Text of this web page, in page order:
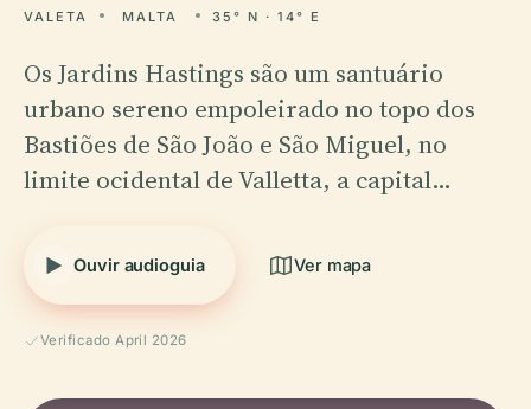
VALETA MALTA 35° N · 14° E
Os Jardins Hastings são um santuário
urbano sereno empoleirado no topo dos
Bastiões de São João e São Miguel, no
limite ocidental de Valletta, a capital…
Ouvir audioguia Ver mapa
Verificado April 2026